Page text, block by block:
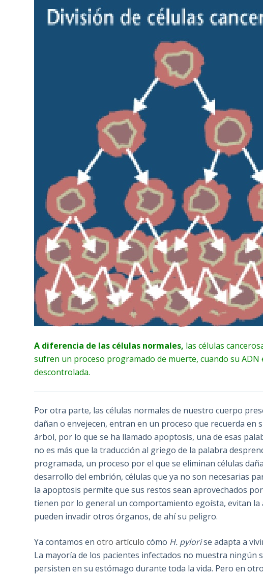
A diferencia de las células normales, las células
sufren un proceso programado de muerte, cuando su
descontrolada.
Por otra parte, las células normales de nuestro cuerpo
dañan o envejecen, entran en un proceso que recuerda en
árbol, por lo que se ha llamado apoptosis, una de esas
no es más que la traducción al griego de la palabra
programada, un proceso por el que se eliminan células
desarrollo del embrión, células que ya no son necesarias
la apoptosis permite que sus restos sean aprovechados
tienen por lo general un comportamiento egoísta, evitan
pueden invadir otros órganos, de ahí su peligro.
Ya contamos enotro artículo cómo H. pylorise adapta a
La mayoría de los pacientes infectados no muestra
persisten en su estómago durante toda la vida. Pero en